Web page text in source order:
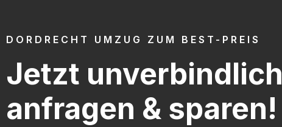
DORDRECHT UMZUG ZUM BEST-PREIS
Jetzt unverbindlich
anfragen & sparen!